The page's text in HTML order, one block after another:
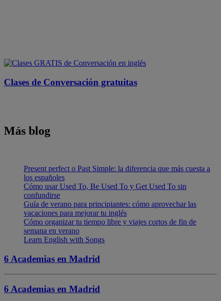
Clases de Conversación gratuitas
Más blog
Present perfect o Past Simple: la diferencia que más cuesta a
los españoles
Cómo usar Used To, Be Used To y Get Used To sin
confundirse
Guía de verano para principiantes: cómo aprovechar las
vacaciones para mejorar tu inglés
Cómo organizar tu tiempo libre y viajes cortos de fin de
semana en verano
Learn English with Songs
6 Academias en Madrid
6 Academias en Madrid